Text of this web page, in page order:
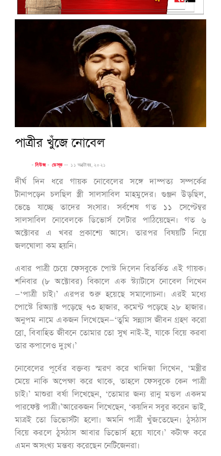
পাত্রীর খুঁজে নোবেল
-নিউজ - ডেস্ক -- ১১ অক্টোবর, ২০২১
দীর্ঘ দিন ধরে গায়ক নোবেলের সঙ্গে দাম্পত‌্য সম্পর্কের
টানাপড়েন চলছিল স্ত্রী সালসাবিল মাহমুদের। গুঞ্জন উড়ছিল,
ভেঙে যাচ্ছে তাদের সংসার। সর্বশেষ গত ১১ সেপ্টেম্বর
সালসাবিল নোবেলকে ডিভোর্স লেটার পাঠিয়েছেন। গত ৬
অক্টোবর এ খবর প্রকাশ‌্যে আসে। তারপর বিষয়টি নিয়ে
জলঘোলা কম হয়নি।
এবার পাত্রী চেয়ে ফেসবুকে পোস্ট দিলেন বিতর্কিত এই গায়ক।
শনিবার (৮ অক্টোবর) বিকালে এক স্ট‌্যাটাসে নোবেল লিখেন
—‘পাত্রী চাই।’ এরপর শুরু হয়েছে সমালোচনা। এরই মধ‌্যে
পোস্টে রিঅ‌্যাক্ট পড়েছে ৭৩ হাজার, কমেন্ট পড়েছে ২৮ হাজার।
অনুপম নামে একজন লিখেছেন—‘তুমি সন্ন্যাস জীবন গ্রহণ করো
ব্রো, বিবাহিত জীবনে তোমার তো সুখ নাই-ই, যাকে বিয়ে করবা
তার কপালেও দুঃখ।’
নোবেলের পূর্বের বক্তব‌্য স্মরণ করে খাদিজা লিখেন, ‘মন্ত্রীর
মেয়ে নাকি অপেক্ষা করে থাকে, তাহলে ফেসবুকে কেন পাত্রী
চাই।’ মাশুরা বর্ষা লিখেছেন, ‘তোমার জন্য রানু মন্ডল একদম
পারফেক্ট পাত্রী।’আরেকজন লিখেছেন, ‘কয়দিন সবুর করেন ভাই,
মাত্রই তো ডিভোর্সটা হলো। অমনি পাত্রী খুঁজতেছেন। ঠুসঠাস
বিয়ে করলে ঠুসঠাস আবার ডিভোর্স হয়ে যাবে।’ কটাক্ষ করে
এমন অসংখ‌্য মন্তব‌্য করেছেন নেটিজেনরা।